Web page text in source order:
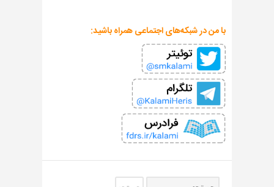
با من در شبکه‌های اجتماعی همراه باشید: